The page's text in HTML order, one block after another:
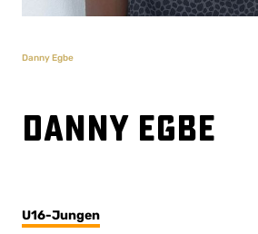
Danny Egbe
Danny Egbe
U16-Jungen